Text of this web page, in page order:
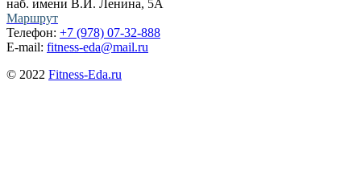
наб. имени В.И. Ленина, 5А
Маршрут
Телефон: +7 (978) 07-32-888
E-mail: fitness-eda@mail.ru
© 2022 Fitness-Eda.ru